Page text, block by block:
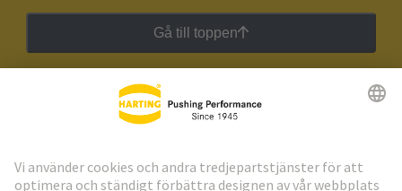
Gå till toppen
HARTING:s nyhetsbrev